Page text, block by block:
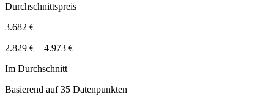
Durchschnittspreis
3.682 €
2.829 € – 4.973 €
Im Durchschnitt
Basierend auf35 Datenpunkten